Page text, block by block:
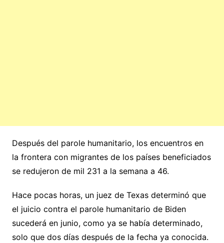
Después del parole humanitario, los encuentros en
la frontera con migrantes de los países beneficiados
se redujeron de mil 231 a la semana a 46.
Hace pocas horas, un juez de Texas determinó que
el juicio contra el parole humanitario de Biden
sucederá en junio, como ya se había determinado,
solo que dos días después de la fecha ya conocida.